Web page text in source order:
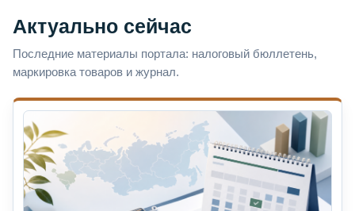
Актуально сейчас
Последние материалы портала: налоговый бюллетень,
маркировка товаров и журнал.